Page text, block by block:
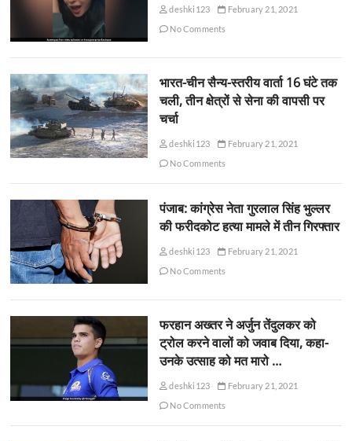
deshki123
February 21, 2021
No Comments
भारत-चीन सैन्य-स्तरीय वार्ता 16 घंटे तक
चली, तीन क्षेत्रों से सेना की वापसी पर
चर्चा
deshki123
February 21, 2021
No Comments
पंजाब: कांग्रेस नेता गुरलाल सिंह भुल्लर
की फरीदकोट हत्या मामले में तीन गिरफ्तार
deshki123
February 21, 2021
No Comments
फरहान अख्तर ने अर्जुन तेंदुलकर को
ट्रोल करने वालों को जवाब दिया, कहा-
उनके उत्साह को मत मारो …
deshki123
February 21, 2021
No Comments